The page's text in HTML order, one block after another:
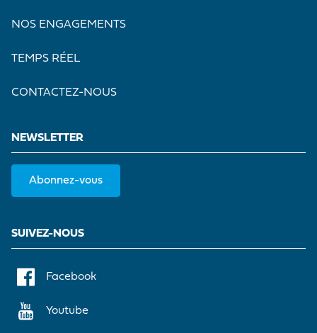
NOS ENGAGEMENTS
TEMPS RÉEL
CONTACTEZ-NOUS
NEWSLETTER
Abonnez-vous
SUIVEZ-NOUS
Facebook
Youtube